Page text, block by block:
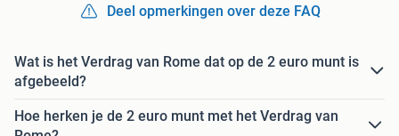
Deel opmerkingen over deze FAQ
Wat is het Verdrag van Rome dat op de 2 euro munt is
afgebeeld?
Hoe herken je de 2 euro munt met het Verdrag van